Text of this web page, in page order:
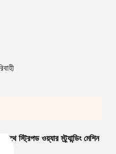
স্ট্রিপড ওয়্যার স্ট্র্যান্ডিং মেশিন